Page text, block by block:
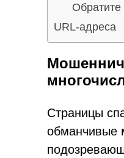
URL-адреса
Страницы
обманчивые